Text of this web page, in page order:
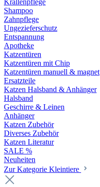
Krallenpflege
Shampoo
Zahnpflege
Ungezieferschutz
Entspannung
Apotheke
Katzentüren
Katzentüren mit Chip
Katzentüren manuell & magnet
Ersatzteile
Katzen Halsband & Anhänger
Halsband
Geschirre & Leinen
Anhänger
Katzen Zubehör
Diverses Zubehör
Katzen Literatur
SALE %
Neuheiten
Zur Kategorie Kleintiere